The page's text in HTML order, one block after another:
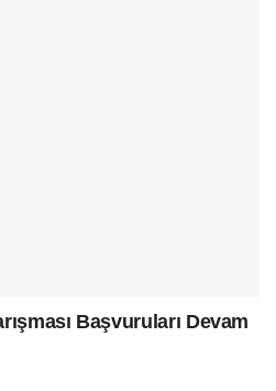
Başvuruları Devam